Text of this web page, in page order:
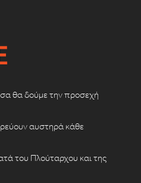
θα δούμε την προσεχή
αυστηρά κάθε
του Πλούταρχου και της